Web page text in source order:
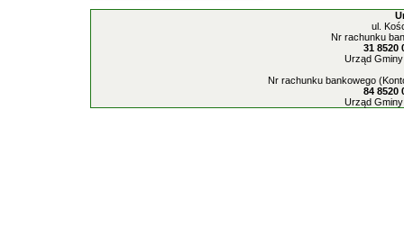
ul.
Nr rachunku
31 8520
Urząd
Nr rachunku bankowego
84 8520
Urząd